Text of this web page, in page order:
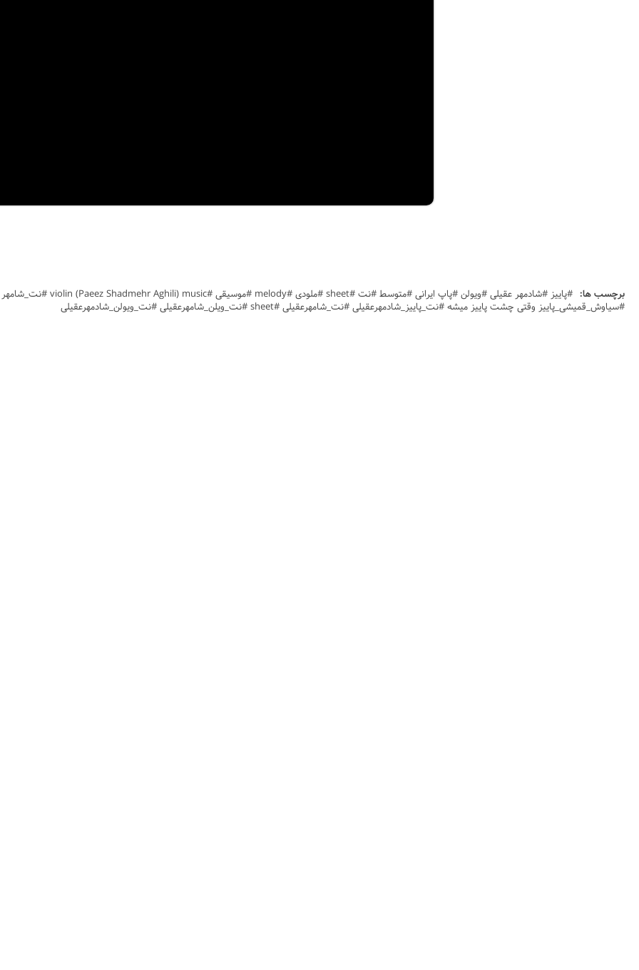
برچسب ها:
#سیاوش_قمیشی_پاییز وقتی چشت پاییز میشه #نت_پاییز_شادمهرعقیلی #نت_شامهرعقیلی #sheet #نت_ویلن_شامهرعقیلی #نت_ویولن_شادمهرعقیلی